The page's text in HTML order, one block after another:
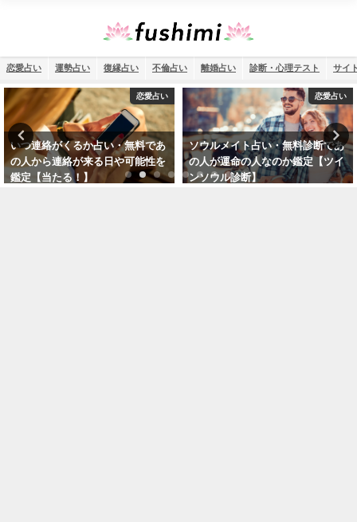
恋愛占い 運勢占い 復縁占い 不倫占い 離婚占い 診断・心理テスト サイ
恋愛占い
ソウルメイト占い・無料診断であ
の人が運命の人なのか鑑定【ツイ
ンソウル診断】
運勢占い
四柱推命で2026年を読み解く！無
料診断であなたの生年月日で運勢
を確認